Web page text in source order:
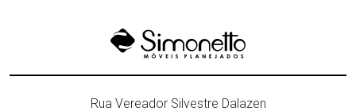
Rua Vereador Silvestre Dalazen